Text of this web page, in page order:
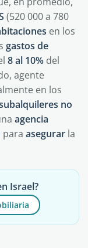
(520 000 a 780
en los
gastos de
8 al 10% del
agente
en los
no
agencia
para asegurar la
Israel?